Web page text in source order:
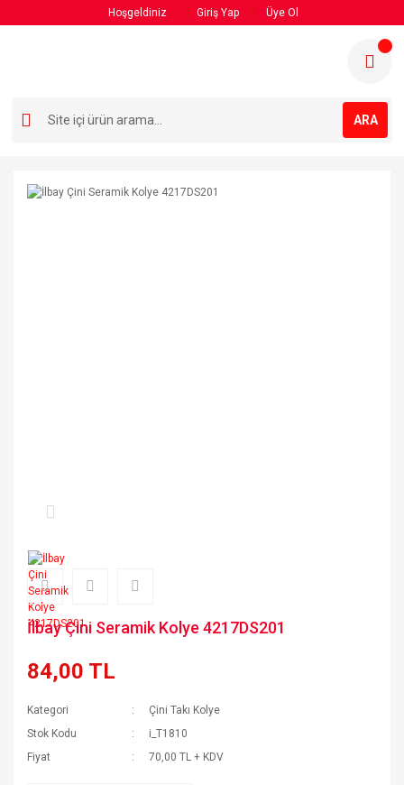
Hoşgeldiniz Giriş Yap Üye Ol
ARA
İlbay Çini Seramik Kolye 4217DS201
84,00 TL
Kategori
Çini Takı Kolye
Stok Kodu
i_T1810
Fiyat
70,00 TL + KDV